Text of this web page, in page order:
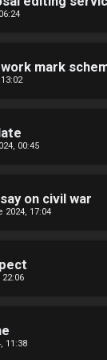
mark
00:45
on civil war
2024, 17:04
11:38